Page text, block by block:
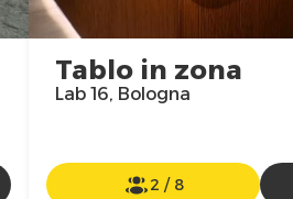
Tablo in zona
Lab 16, Bologna
2 / 8